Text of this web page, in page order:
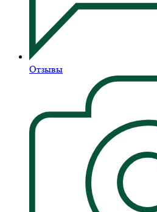
Отзывы